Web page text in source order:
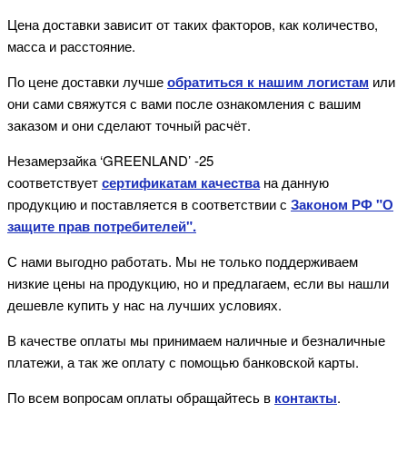
Цена доставки зависит от таких факторов, как количество,
масса и расстояние.
По цене доставки лучшеобратиться к нашим логистам или
они сами свяжутся с вами после ознакомления с вашим
заказом и они сделают точный расчёт.
Незамерзайка ‘GREENLAND’ -25
соответствуетсертификатам качествана данную
продукцию и поставляется в соответствии с Законом РФ "О
защите прав потребителей".
С нами выгодно работать. Мы не только поддерживаем
низкие цены на продукцию, но и предлагаем, если вы нашли
дешевле купить у нас на лучших условиях.
В качестве оплаты мы принимаем наличные и безналичные
платежи, а так же оплату с помощью банковской карты.
По всем вопросам оплаты обращайтесь в контакты.